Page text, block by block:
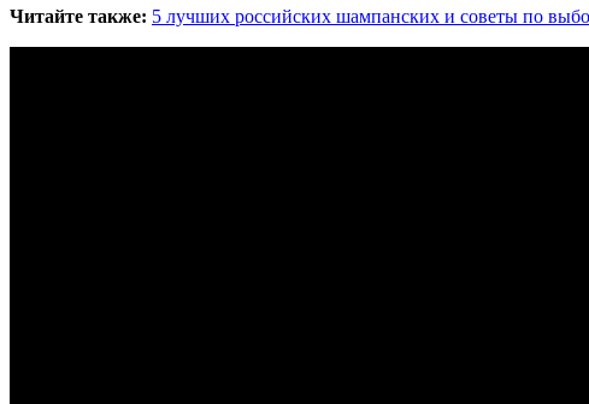
Читайте также: 5 лучших российских шампанских и советы по